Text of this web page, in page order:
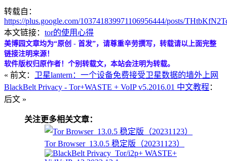
转载自：
https://plus.google.com/103741839971106956444/posts/
本文链接： tor的使用心得
美博园文章均为“原创 - 首发”，请尊重辛劳撰写，转载请以上面完整
链接注明来源！
软件版权归原作者！个别转载文，本站会注明为转载。
« 前文： 卫星lantern：一个设备免费接受卫星数据的墙外上网
BlackBelt Privacy - Tor+WASTE + VoIP v5.2016.01 中文教程 ：
后文 »
关注更多相关文章：
Tor Browser_13.0.5 稳定版（20231123）